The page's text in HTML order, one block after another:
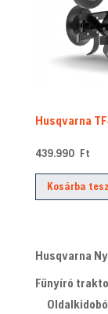
Husqvarna
439.990 Ft
Kosárba
Husqvarna
Fűnyíró